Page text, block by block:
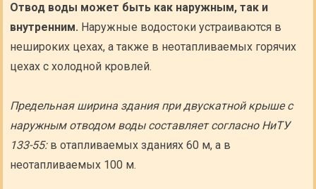
Отвод воды может быть как наружным, так и
внутренним. Наружные водостоки устраиваются в
нешироких цехах, а также в неотапливаемых горячих
цехах с холодной кровлей.
Предельная ширина здания при двускатной крыше с
наружным отводом воды составляет согласно НиТУ
133-55:в отапливаемых зданиях 60 м, а в
неотапливаемых 100 м.